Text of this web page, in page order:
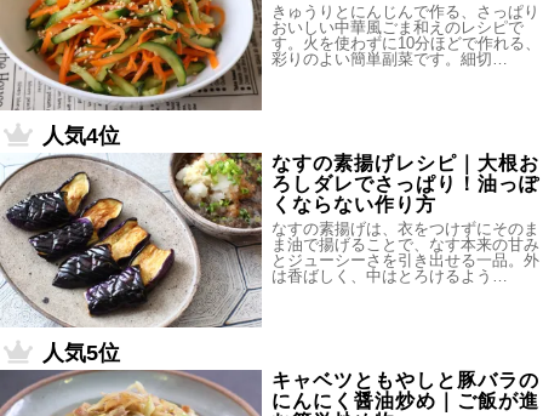
きゅうりとにんじんで作る、さっぱり
おいしい中華風ごま和えのレシピで
す。火を使わずに10分ほどで作れる、
彩りのよい簡単副菜です。細切…
人気4位
なすの素揚げレシピ｜大根お
ろしダレでさっぱり！油っぽ
くならない作り方
なすの素揚げは、衣をつけずにそのま
ま油で揚げることで、なす本来の甘み
とジューシーさを引き出せる一品。外
は香ばしく、中はとろけるよう…
人気5位
キャベツともやしと豚バラの
にんにく醤油炒め｜ご飯が進